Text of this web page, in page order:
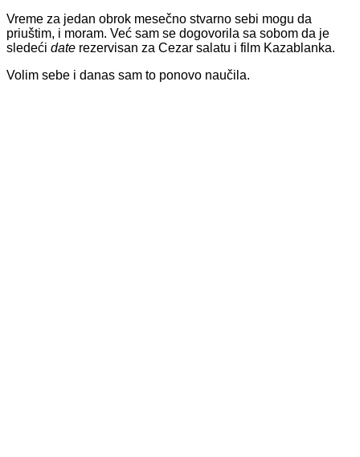
Vreme za jedan obrok mesečno stvarno sebi mogu da
priuštim, i moram. Već sam se dogovorila sa sobom da je
sledeći date rezervisan za Cezar salatu i film Kazablanka.
Volim sebe i danas sam to ponovo naučila.